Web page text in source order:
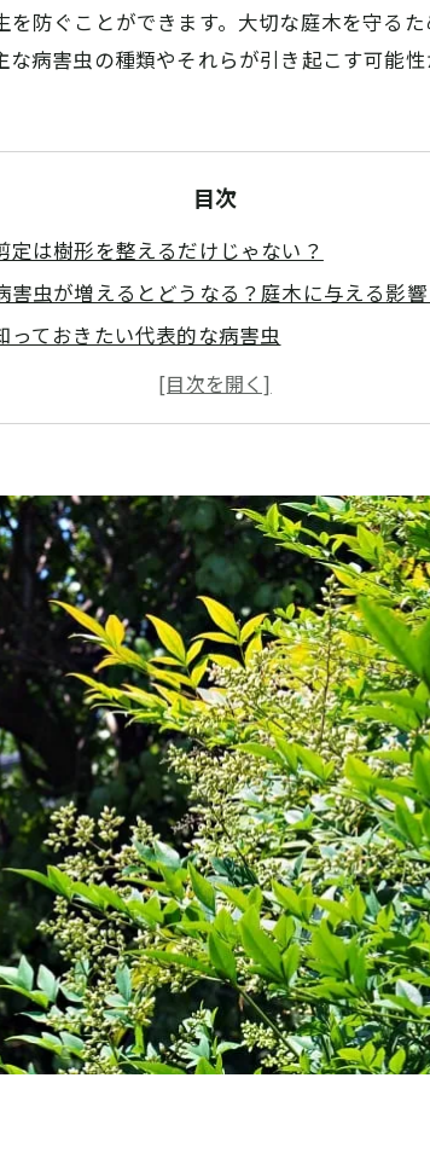
防ぐことができます。大切な庭木を守る
病害虫の種類やそれらが引き起こす可能
目次
定は樹形を整えるだけじゃない？
害虫が増えるとどうなる？庭木に与える影
っておきたい代表的な病害虫